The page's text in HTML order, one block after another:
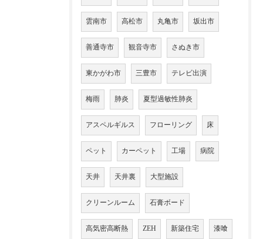
雲南市 高松市 丸亀市 坂出市
善通寺市 観音寺市 さぬき市
東かがわ市 三豊市 テレビ出演
梅雨 肺炎 夏型過敏性肺炎
アスペルギルス フローリング 床
ペット カーペット 工場 病院
天井 天井裏 大型施設
クリーンルーム 石膏ボード
高気密高断熱 ZEH 新築住宅 漆喰